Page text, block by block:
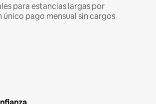
para estancias largas por
único pago mensual sin cargos